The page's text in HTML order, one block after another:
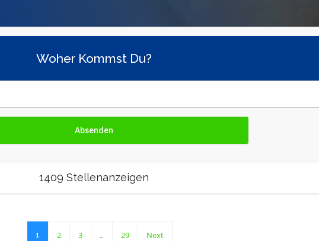
Woher Kommst Du?
1409 Stellenanzeigen
1 2 3 29 Next